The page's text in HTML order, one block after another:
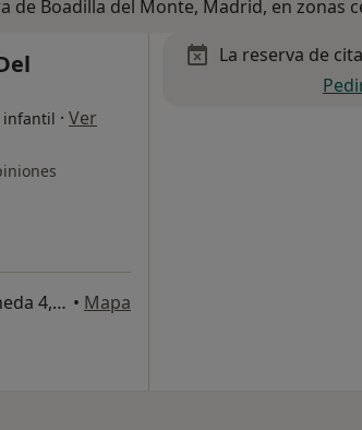
de Boadilla del Monte, Madrid, en zonas
infantil · Ver
Calle Gertrudis Gómez de Avellaneda 4, Local HC, (Centro Médico Dental), Collado Villalba • Mapa
La reserva de